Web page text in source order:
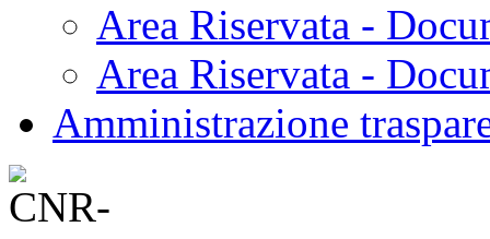
Area Riservata -
Area Riservata -
Amministrazione